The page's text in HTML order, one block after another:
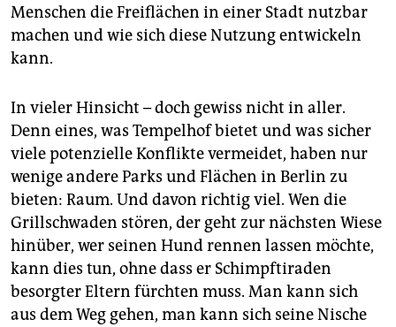
Menschen die Freiflächen in einer Stadt nutzbar
machen und wie sich diese Nutzung entwickeln
kann.
In vieler Hinsicht – doch gewiss nicht in aller.
Denn eines, was Tempelhof bietet und was sicher
viele potenzielle Konflikte vermeidet, haben nur
wenige andere Parks und Flächen in Berlin zu
bieten: Raum. Und davon richtig viel. Wen die
Grillschwaden stören, der geht zur nächsten Wiese
hinüber, wer seinen Hund rennen lassen möchte,
kann dies tun, ohne dass er Schimpftiraden
besorgter Eltern fürchten muss. Man kann sich
aus dem Weg gehen, man kann sich seine Nische